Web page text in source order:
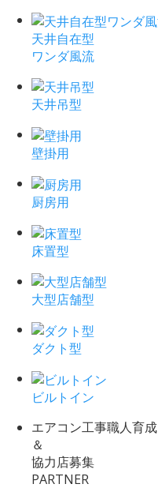
天井自在型
ワンダ風流
天井吊型
壁掛用
厨房用
床置型
大型店舗型
ダクト型
ビルトイン
エアコン工事職人育成
＆
協力店募集
PARTNER